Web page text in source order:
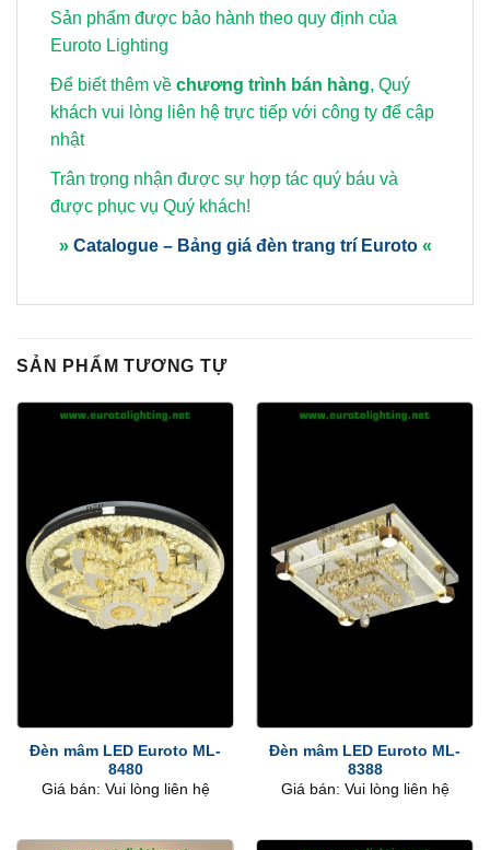
Sản phẩm được bảo hành theo quy định của
Euroto Lighting
Để biết thêm về chương trình bán hàng, Quý
khách vui lòng liên hệ trực tiếp với công ty để cập
nhật
Trân trọng nhận được sự hợp tác quý báu và
được phục vụ Quý khách!
» Catalogue – Bảng giá đèn trang trí Euroto «
SẢN PHẨM TƯƠNG TỰ
Đèn mâm LED Euroto ML-
8480
Giá bán: Vui lòng liên hệ
Đèn mâm LED Euroto ML-
8388
Giá bán: Vui lòng liên hệ